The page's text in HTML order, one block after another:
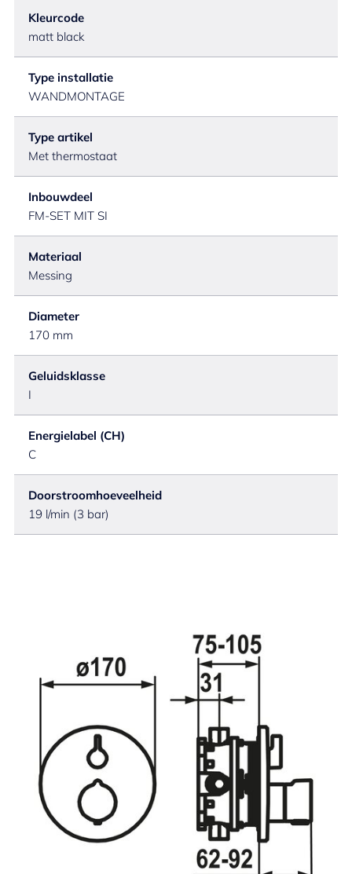
Kleurcode
matt black
Type installatie
WANDMONTAGE
Type artikel
Met thermostaat
Inbouwdeel
FM-SET MIT SI
Materiaal
Messing
Diameter
170 mm
Geluidsklasse
I
Energielabel (CH)
C
Doorstroomhoeveelheid
19 l/min (3 bar)